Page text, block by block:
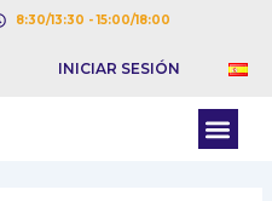
8:30/13:30 - 15:00/18:00
INICIAR SESIÓN